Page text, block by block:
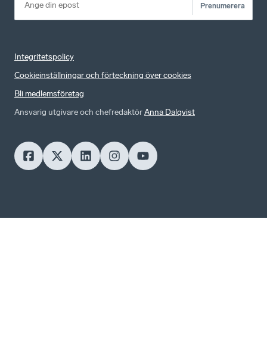
Prenumerera
Integritetspolicy
Cookieinställningar och förteckning över cookies
Bli medlemsföretag
Ansvarig utgivare och chefredaktörAnna Dalqvist